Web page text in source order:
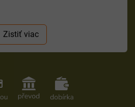
Zistiť viac